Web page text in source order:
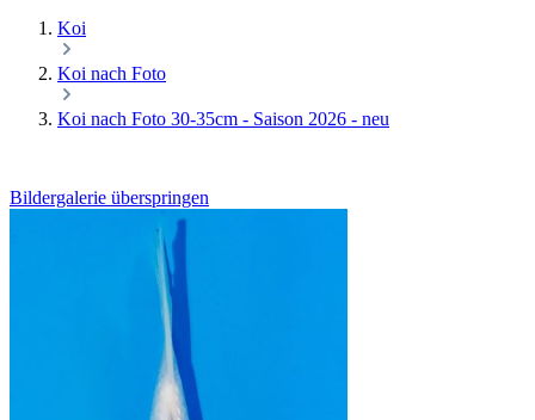
Koi
Koi nach Foto
Koi nach Foto 30-35cm - Saison 2026 - neu
Bildergalerie überspringen